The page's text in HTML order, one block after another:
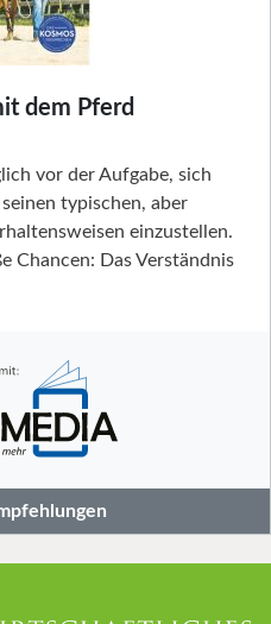
dem Pferd
vor der Aufgabe, sich
typischen, aber
einzustellen.
Chancen: Das Verständnis